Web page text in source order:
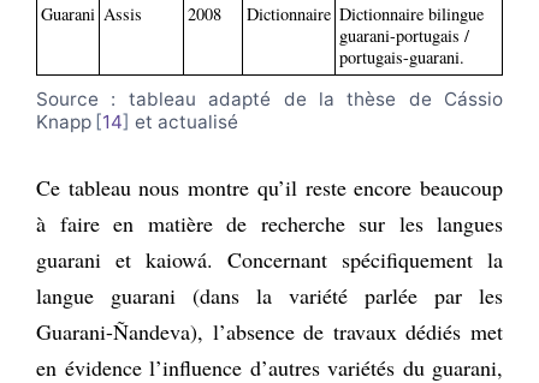
Guarani Assis 2008 Dictionnaire Dictionnaire bilingue
guarani-portugais /
portugais-guarani.
Source : tableau adapté de la thèse de Cássio
Knapp 14 et actualisé
Ce tableau nous montre qu’il reste encore beaucoup
à faire en matière de recherche sur les langues
guarani et kaiowá. Concernant spécifiquement la
langue guarani (dans la variété parlée par les
Guarani-Ñandeva), l’absence de travaux dédiés met
en évidence l’influence d’autres variétés du guarani,